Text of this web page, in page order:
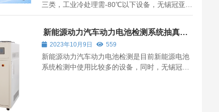
三类，工业冷处理需-80℃以下设备，无锡冠亚
提供-150℃高精度解决方案。
新能源动力汽车动力电池检测系统抽真空
说明2023年10月9日 559
新能源动力汽车动力电池检测是目前新能源电池
系统检测中使用比较多的设备，同时，无锡冠亚